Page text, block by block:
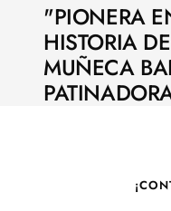
"PIONERA
HISTORIA
MUÑECA